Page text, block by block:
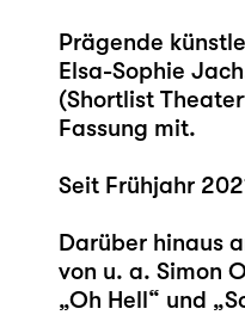
Prägende
Elsa-Sophie
(Shortlist
Fassung mit.
Seit Frühjahr
Darüber hinaus
von u. a. Simon
„Oh Hell“ und